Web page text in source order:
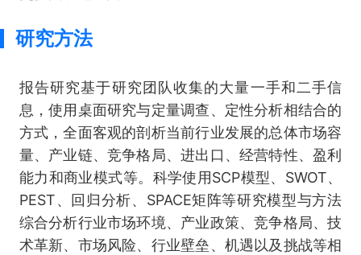
研究方法
报告研究基于研究团队收集的大量一手和二手信
息，使用桌面研究与定量调查、定性分析相结合的
方式，全面客观的剖析当前行业发展的总体市场容
量、产业链、竞争格局、进出口、经营特性、盈利
能力和商业模式等。科学使用SCP模型、SWOT、
PEST、回归分析、SPACE矩阵等研究模型与方法
综合分析行业市场环境、产业政策、竞争格局、技
术革新、市场风险、行业壁垒、机遇以及挑战等相